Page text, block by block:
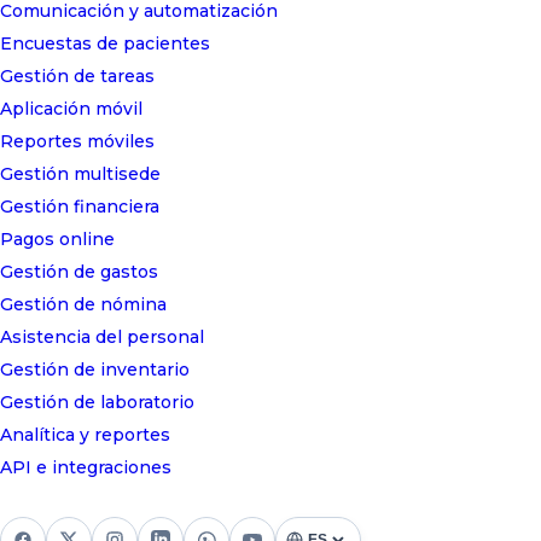
Comunicación y automatización
Encuestas de pacientes
Gestión de tareas
Aplicación móvil
Reportes móviles
Gestión multisede
Gestión financiera
Pagos online
Gestión de gastos
Gestión de nómina
Asistencia del personal
Gestión de inventario
Gestión de laboratorio
Analítica y reportes
API e integraciones